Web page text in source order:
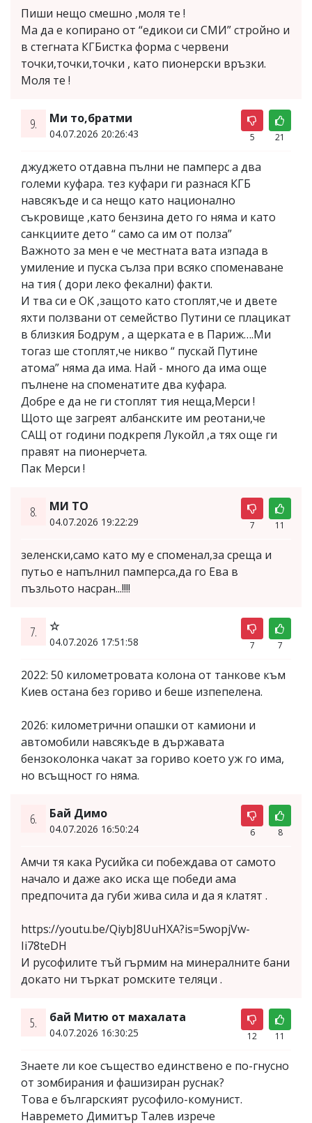
Пиши нещо смешно ,моля те !
Ма да е копирано от “едикои си СМИ” стройно и
в стегната КГБистка форма с червени
точки,точки,точки , като пионерски връзки.
Моля те !
9. Ми то,братми
04.07.2026 20:26:43 5 21
джуджето отдавна пълни не памперс а два
големи куфара. тез куфари ги разнася КГБ
навсякъде и са нещо като национално
съкровище ,като бензина дето го няма и като
санкциите дето “ само са им от полза”
Важното за мен е че местната вата изпада в
умиление и пуска сълза при всяко споменаване
на тия ( дори леко фекални) факти.
И тва си е ОК ,защото като стоплят,че и двете
яхти ползвани от семейство Путини се плацикат
в близкия Бодрум , а щерката е в Париж….Ми
тогаз ше стоплят,че никво “ пускай Путине
атома” няма да има. Най - много да има още
пълнене на споменатите два куфара.
Добре е да не ги стоплят тия неща,Мерси !
Щото ще загреят албанските им реотани,че
САЩ от години подкрепя Лукойл ,а тях още ги
правят на пионерчета.
Пак Мерси !
8. МИ ТО
04.07.2026 19:22:29 7 11
зеленски,само като му е споменал,за среща и
путьо е напълнил памперса,да го Ева в
пъзльото насран...!!!!
7. ☆
04.07.2026 17:51:58 7 7
2022: 50 километровата колона от танкове към
Киев остана без гориво и беше изпепелена.
2026: километрични опашки от камиони и
автомобили навсякъде в държавата
бензоколонка чакат за гориво което уж го има,
но всъщност го няма.
6. Бай Димо
04.07.2026 16:50:24 6 8
Амчи тя кака Русийка си побеждава от самото
начало и даже ако иска ще победи ама
предпочита да губи жива сила и да я клатят .
https://youtu.be/QiybJ8UuHXA?is=5wopjVw-
Ii78teDH
И русофилите тъй гърмим на минералните бани
докато ни търкат ромските теляци .
5. бай Митю от махалата
04.07.2026 16:30:25 12 11
Знаете ли кое същество единствено е по-гнусно
от зомбирания и фашизиран руснак?
Това е българският русофило-комунист.
Навремето Димитър Талев изрече